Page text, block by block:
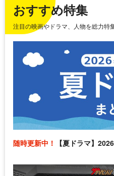
おすすめ特集
注目の映画やドラマ、人物を総力特
随時更新中！ 【夏ドラマ】